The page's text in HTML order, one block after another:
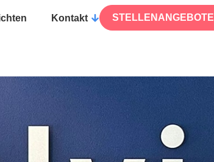
Kontakt STELLENANGEBOTE